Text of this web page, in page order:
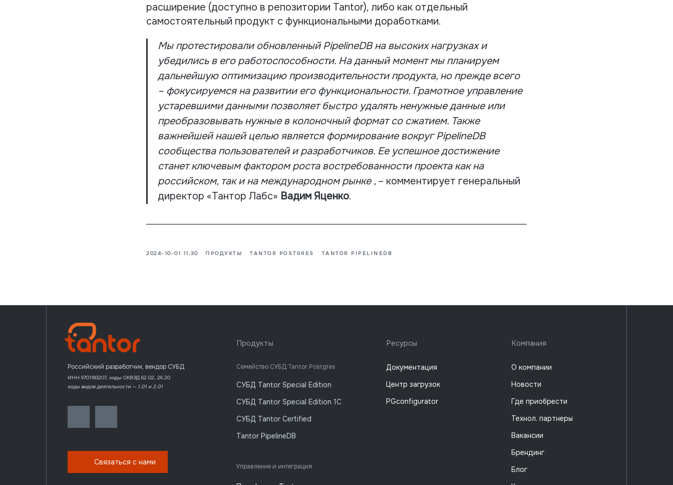
расширение (доступно в репозитории Tantor), либо как отдельный
самостоятельный продукт с функциональными доработками.
Мы протестировали обновленный PipelineDB на высоких нагрузках и
убедились в его работоспособности. На данный момент мы планируем
дальнейшую оптимизацию производительности продукта, но прежде всего
– фокусируемся на развитии его функциональности. Грамотное управление
устаревшими данными позволяет быстро удалять ненужные данные или
преобразовывать нужные в колоночный формат со сжатием. Также
важнейшей нашей целью является формирование вокруг PipelineDB
сообщества пользователей и разработчиков. Ее успешное достижение
станет ключевым фактором роста востребованности проекта как на
российском, так и на международном рынке , – комментирует генеральный
директор «Тантор Лабс» Вадим Яценко.
2024-10-01 11:30 ПРОДУКТЫ TANTOR POSTGRES TANTOR PIPELINEDB
Продукты
Семейство СУБД Tantor Postgres
Управление и интеграция
Ресурсы
Российский разработчик, вендор СУБД
ИНН 9701183207, коды ОКВЭД 62.02, 26.20
коды видов деятельности — 1.01 и 2.01
Компания
СУБД Tantor Special Edition
СУБД Tantor Special Edition 1C
СУБД Tantor Certified
Tantor PipelineDB
Связаться с нами
Центр загрузок
PGconfigurator
О компании
Новости
Где приобрести
Вакансии
Брендинг
Технол. партнеры
Блог
Документация